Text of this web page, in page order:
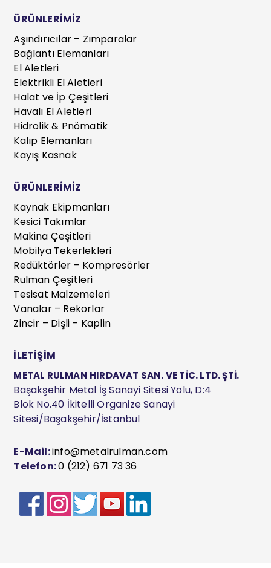
ÜRÜNLERİMİZ
Aşındırıcılar – Zımparalar
Bağlantı Elemanları
El Aletleri
Elektrikli El Aletleri
Halat ve İp Çeşitleri
Havalı El Aletleri
Hidrolik & Pnömatik
Kalıp Elemanları
Kayış Kasnak
ÜRÜNLERİMİZ
Kaynak Ekipmanları
Kesici Takımlar
Makina Çeşitleri
Mobilya Tekerlekleri
Redüktörler – Kompresörler
Rulman Çeşitleri
Tesisat Malzemeleri
Vanalar – Rekorlar
Zincir – Dişli – Kaplin
İLETİŞİM
METAL RULMAN HIRDAVAT SAN. VE TİC. LTD. ŞTİ.
Başakşehir Metal İş Sanayi Sitesi Yolu, D:4
Blok No.40 İkitelli Organize Sanayi
Sitesi/Başakşehir/İstanbul
E-Mail:info@metalrulman.com
Telefon:0 (212) 671 73 36